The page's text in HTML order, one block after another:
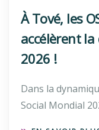
À Tové, les
accélèrent la
2026 !
Dans la
Social Mondial